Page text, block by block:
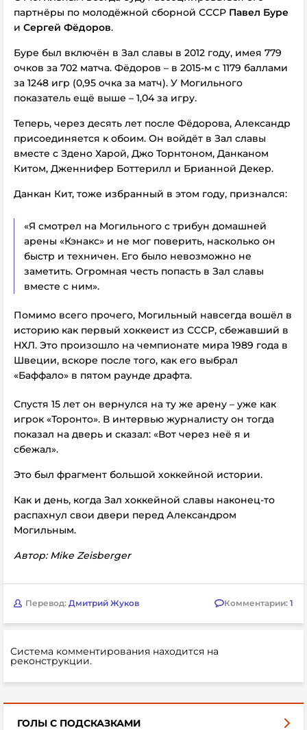
партнёры по молодёжной сборной СССР Павел Буре
и Сергей Фёдоров.
Буре был включён в Зал славы в 2012 году, имея 779
очков за 702 матча. Фёдоров – в 2015-м с 1179 баллами
за 1248 игр (0,95 очка за матч). У Могильного
показатель ещё выше – 1,04 за игру.
Теперь, через десять лет после Фёдорова, Александр
присоединяется к обоим. Он войдёт в Зал славы
вместе с Здено Харой, Джо Торнтоном, Данканом
Китом, Дженнифер Боттерилл и Брианной Декер.
Данкан Кит, тоже избранный в этом году, признался:
«Я смотрел на Могильного с трибун домашней
арены «Кэнакс» и не мог поверить, насколько он
быстр и техничен. Его было невозможно не
заметить. Огромная честь попасть в Зал славы
вместе с ним».
Помимо всего прочего, Могильный навсегда вошёл в
историю как первый хоккеист из СССР, сбежавший в
НХЛ. Это произошло на чемпионате мира 1989 года в
Швеции, вскоре после того, как его выбрал
«Баффало» в пятом раунде драфта.
Спустя 15 лет он вернулся на ту же арену – уже как
игрок «Торонто». В интервью журналисту он тогда
показал на дверь и сказал: «Вот через неё я и
сбежал».
Это был фрагмент большой хоккейной истории.
Как и день, когда Зал хоккейной славы наконец-то
распахнул свои двери перед Александром
Могильным.
Автор: Mike Zeisberger
Перевод: Дмитрий Жуков Комментарии: 1
Система комментирования находится на
реконструкции.
ГОЛЫ С ПОДСКАЗКАМИ